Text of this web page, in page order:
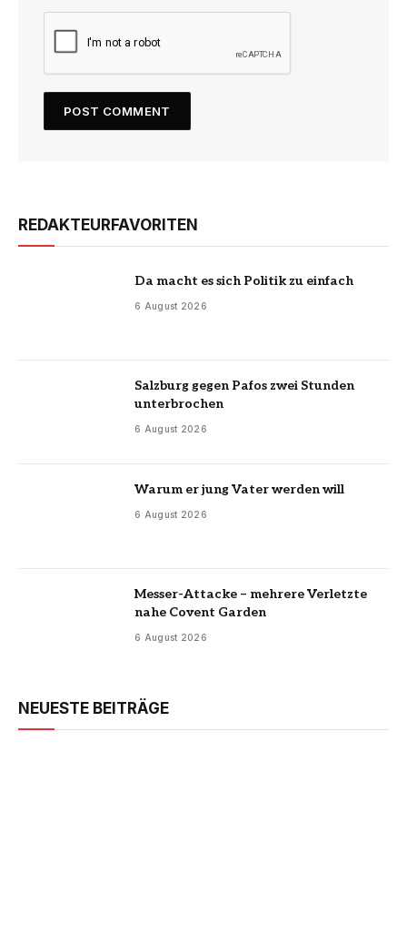
REDAKTEURFAVORITEN
Da macht es sich Politik zu einfach
6 August 2026
Salzburg gegen Pafos zwei Stunden
unterbrochen
6 August 2026
Warum er jung Vater werden will
6 August 2026
Messer-Attacke – mehrere Verletzte
nahe Covent Garden
6 August 2026
NEUESTE BEITRÄGE